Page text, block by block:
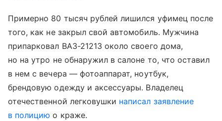
Примерно 80 тысяч рублей лишился уфимец после
того, как не закрыл свой автомобиль. Мужчина
припарковал ВАЗ-21213 около своего дома,
но на утро не обнаружил в салоне то, что оставил
в нем с вечера — фотоаппарат, ноутбук,
брендовую одежду и аксессуары. Владелец
отечественной легковушки написал заявление
в полицию о краже.